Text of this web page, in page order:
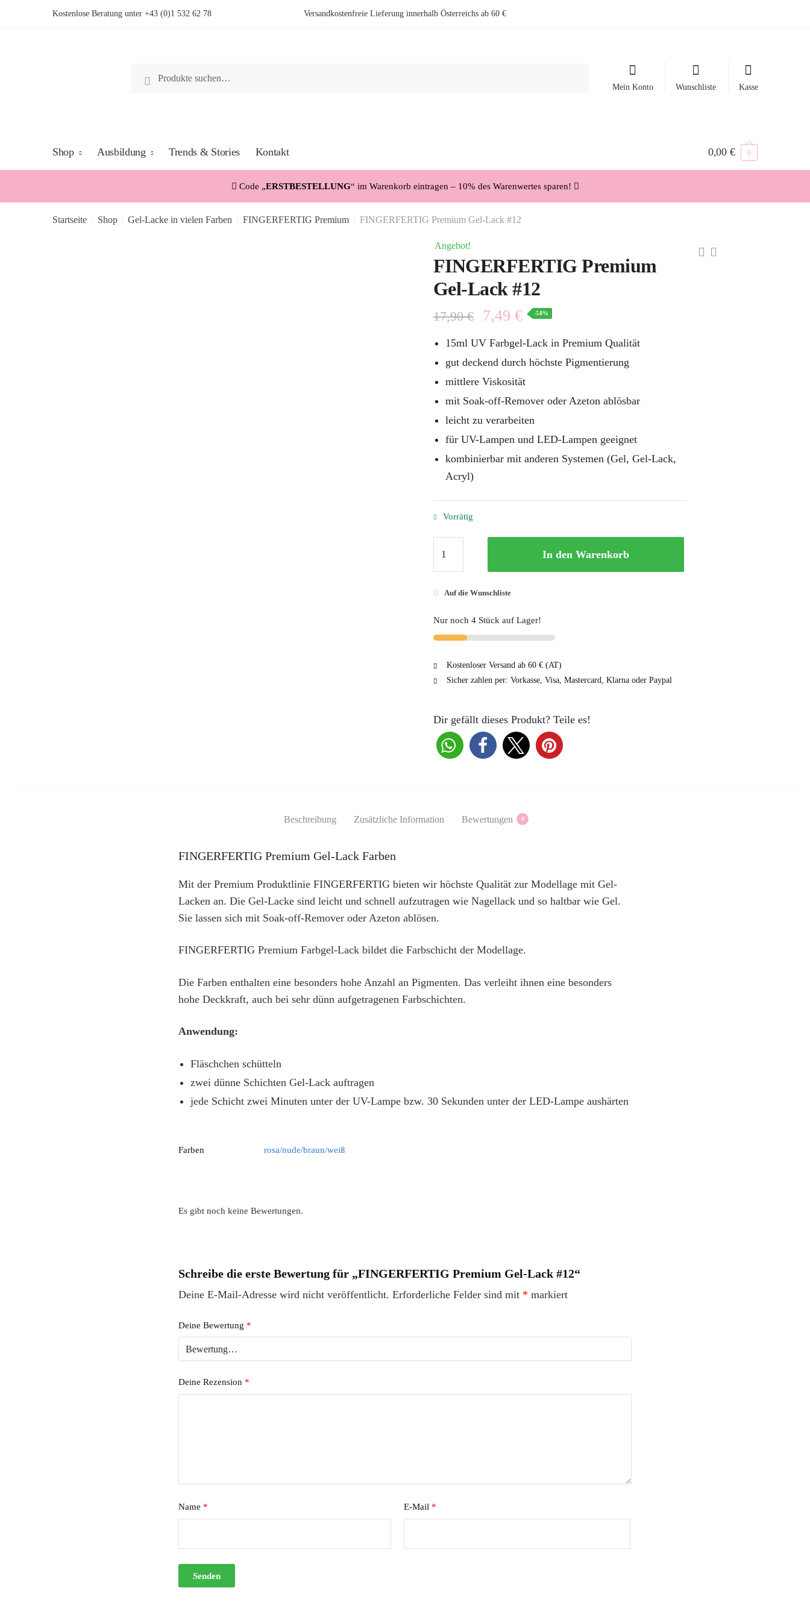
Kostenlose Beratung unter +43 (0)1 532 62 78 Versandkostenfreie Lieferung innerhalb Österreichs ab 60 €
nach:
Suche
Mein Konto Wunschliste Kasse
Shop Ausbildung Trends & Stories Kontakt 0,00 € 0
Code „ERSTBESTELLUNG“ im Warenkorb eintragen – 10% des Warenwertes sparen!
Startseite / Shop / Gel-Lacke in vielen Farben / FINGERFERTIG Premium / FINGERFERTIG Premium Gel-Lack #12
Angebot!
FINGERFERTIG Premium
Gel-Lack #12
17,90€ 7,49 € -58%
15ml UV Farbgel-Lack in Premium Qualität
gut deckend durch höchste Pigmentierung
mittlere Viskosität
mit Soak-off-Remover oder Azeton ablösbar
leicht zu verarbeiten
für UV-Lampen und LED-Lampen geeignet
kombinierbar mit anderen Systemen (Gel, Gel-Lack,
Acryl)
Vorrätig
Lack
#12
Menge
In den Warenkorb
Auf die Wunschliste
Nur noch 4 Stück auf Lager!
Kostenloser Versand ab 60 € (AT)
Sicher zahlen per: Vorkasse, Visa, Mastercard, Klarna oder Paypal
Dir gefällt dieses Produkt? Teile es!
Beschreibung Zusätzliche Information Bewertungen 0
FINGERFERTIG Premium Gel-Lack Farben
Mit der Premium Produktlinie FINGERFERTIG bieten wir höchste Qualität zur Modellage mit Gel-
Lacken an. Die Gel-Lacke sind leicht und schnell aufzutragen wie Nagellack und so haltbar wie Gel.
Sie lassen sich mit Soak-off-Remover oder Azeton ablösen.
FINGERFERTIG Premium Farbgel-Lack bildet die Farbschicht der Modellage.
Die Farben enthalten eine besonders hohe Anzahl an Pigmenten. Das verleiht ihnen eine besonders
hohe Deckkraft, auch bei sehr dünn aufgetragenen Farbschichten.
Anwendung:
Fläschchen schütteln
zwei dünne Schichten Gel-Lack auftragen
jede Schicht zwei Minuten unter der UV-Lampe bzw. 30 Sekunden unter der LED-Lampe aushärten
Farben rosa/nude/braun/weiß
Es gibt noch keine Bewertungen.
Schreibe die erste Bewertung für „FINGERFERTIG Premium Gel-Lack #12“
Deine E-Mail-Adresse wird nicht veröffentlicht. Erforderliche Felder sind mit * markiert
Deine Bewertung *
Deine Rezension *
Name * E-Mail *